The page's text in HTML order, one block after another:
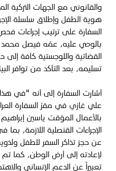
والقانوني مع الجهات التركية
هوية الطفل وإطلاق سلسلة
السفارة على ترتيب إجراءات فحص
بالوصي عليه، عمّه فيصل محمد
القضائية واللوجستية كافة
تسليمه، بعد التأكد من توافر
أشارت السفارة إلى أنه "في
علي غازي في مقرّ السفارة
بالأعمال المؤقت ياسين
الإجراءات القنصلية اللازمة،
عن حجز تذاكر السفر للطفل
لإعادته إلى أرض الوطن، كما
تعبيراً عن الدعم الإنساني